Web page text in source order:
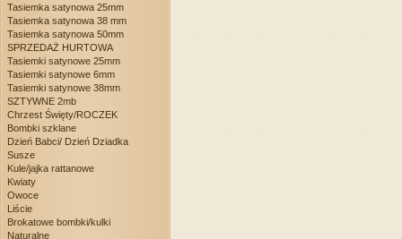
Tasiemka satynowa 25mm
Tasiemka satynowa 38 mm
Tasiemka satynowa 50mm
SPRZEDAŻ HURTOWA
Tasiemki satynowe 25mm
Tasiemki satynowe 6mm
Tasiemki satynowe 38mm
SZTYWNE 2mb
Chrzest Święty/ROCZEK
Bombki szklane
Dzień Babci/ Dzień Dziadka
Susze
Kule/jajka rattanowe
Kwiaty
Owoce
Liście
Brokatowe bombki/kulki
Naturalne